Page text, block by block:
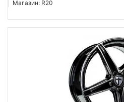
Магазин: R20